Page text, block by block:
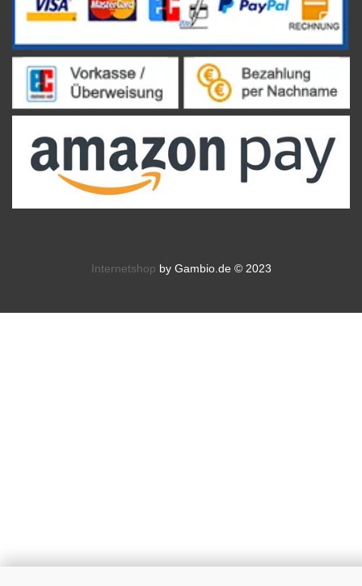
Internetshop by Gambio.de © 2023